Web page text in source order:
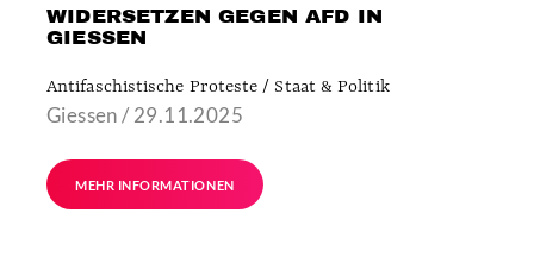
WIDERSETZEN GEGEN AFD IN
GIESSEN
Antifaschistische Proteste / Staat & Politik
Giessen / 29.11.2025
MEHR INFORMATIONEN